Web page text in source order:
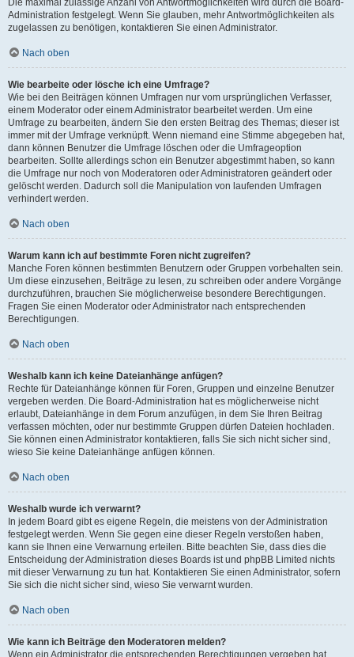
Die maximal zulässige Anzahl von Antwortmöglichkeiten wird durch die Board-
Administration festgelegt. Wenn Sie glauben, mehr Antwortmöglichkeiten als
zugelassen zu benötigen, kontaktieren Sie einen Administrator.
Nach oben
Wie bearbeite oder lösche ich eine Umfrage?
Wie bei den Beiträgen können Umfragen nur vom ursprünglichen Verfasser,
einem Moderator oder einem Administrator bearbeitet werden. Um eine
Umfrage zu bearbeiten, ändern Sie den ersten Beitrag des Themas; dieser ist
immer mit der Umfrage verknüpft. Wenn niemand eine Stimme abgegeben hat,
dann können Benutzer die Umfrage löschen oder die Umfrageoption
bearbeiten. Sollte allerdings schon ein Benutzer abgestimmt haben, so kann
die Umfrage nur noch von Moderatoren oder Administratoren geändert oder
gelöscht werden. Dadurch soll die Manipulation von laufenden Umfragen
verhindert werden.
Nach oben
Warum kann ich auf bestimmte Foren nicht zugreifen?
Manche Foren können bestimmten Benutzern oder Gruppen vorbehalten sein.
Um diese einzusehen, Beiträge zu lesen, zu schreiben oder andere Vorgänge
durchzuführen, brauchen Sie möglicherweise besondere Berechtigungen.
Fragen Sie einen Moderator oder Administrator nach entsprechenden
Berechtigungen.
Nach oben
Weshalb kann ich keine Dateianhänge anfügen?
Rechte für Dateianhänge können für Foren, Gruppen und einzelne Benutzer
vergeben werden. Die Board-Administration hat es möglicherweise nicht
erlaubt, Dateianhänge in dem Forum anzufügen, in dem Sie Ihren Beitrag
verfassen möchten, oder nur bestimmte Gruppen dürfen Dateien hochladen.
Sie können einen Administrator kontaktieren, falls Sie sich nicht sicher sind,
wieso Sie keine Dateianhänge anfügen können.
Nach oben
Weshalb wurde ich verwarnt?
In jedem Board gibt es eigene Regeln, die meistens von der Administration
festgelegt werden. Wenn Sie gegen eine dieser Regeln verstoßen haben,
kann sie Ihnen eine Verwarnung erteilen. Bitte beachten Sie, dass dies die
Entscheidung der Administration dieses Boards ist und phpBB Limited nichts
mit dieser Verwarnung zu tun hat. Kontaktieren Sie einen Administrator, sofern
Sie sich die nicht sicher sind, wieso Sie verwarnt wurden.
Nach oben
Wie kann ich Beiträge den Moderatoren melden?
Wenn ein Administrator die entsprechenden Berechtigungen vergeben hat,